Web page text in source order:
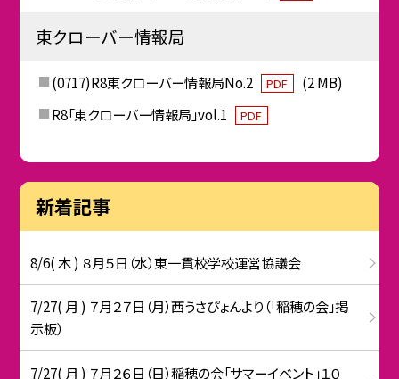
東クローバー情報局
(0717)R8東クローバー情報局No.2 PDF
(2 MB)
R8「東クローバー情報局」vol.1
PDF
新着記事
8/6( 木 ) ８月５日（水）東一貫校学校運営協議会
7/27( 月 ) ７月２７日（月）西うさぴょんより（「稲穂の会」掲
示板）
7/27( 月 ) ７月２６日（日）稲穂の会「サマーイベント」１０